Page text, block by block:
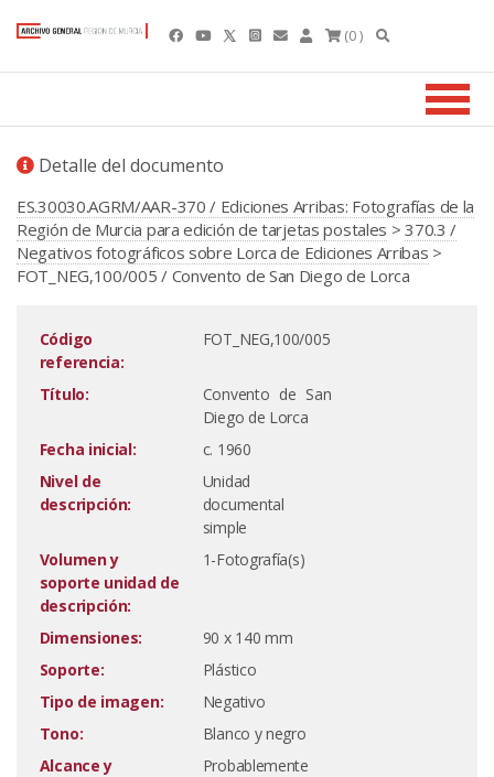
(0 )
Detalle del documento
ES.30030.AGRM/AAR-370 / Ediciones Arribas: Fotografías de la
Región de Murcia para edición de tarjetas postales >370.3 /
Negativos fotográficos sobre Lorca de Ediciones Arribas >
FOT_NEG,100/005 / Convento de San Diego de Lorca
Código
referencia:
FOT_NEG,100/005
Título:
Convento de San
Diego de Lorca
Fecha inicial:
c. 1960
Nivel de
descripción:
Unidad
documental
simple
Volumen y
soporte unidad de
descripción:
1-Fotografía(s)
Dimensiones:
90 x 140 mm
Soporte:
Plástico
Tipo de imagen:
Negativo
Tono:
Blanco y negro
Alcance y
Probablemente